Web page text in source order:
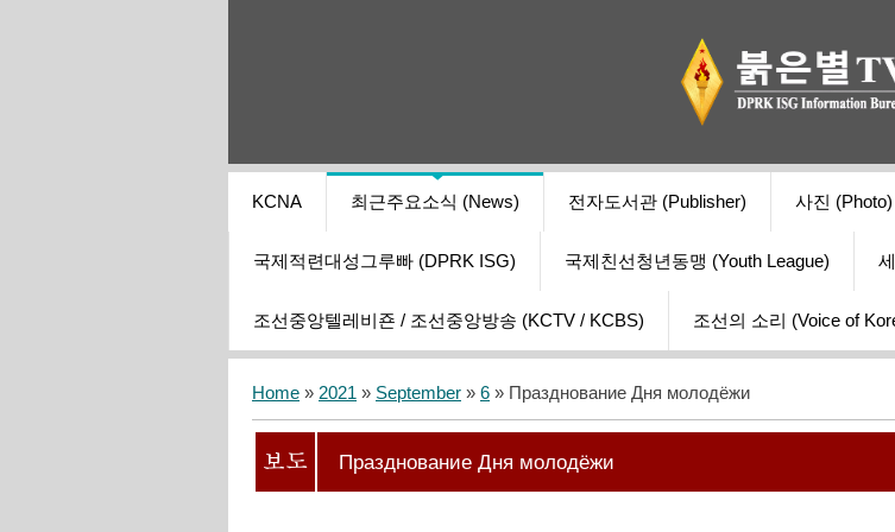
KCNA 최근주요소식 (News) 전자도서관 (Publisher) 사진 (Photo)
국제적련대성그루빠 (DPRK ISG) 국제친선청년동맹 (Youth League)
조선중앙텔레비죤 / 조선중앙방송 (KCTV / KCBS) 조선의 소리 (Voice of
Home » 2021 » September » 6 » Празднование Дня молодёжи
Празднование Дня молодёжи